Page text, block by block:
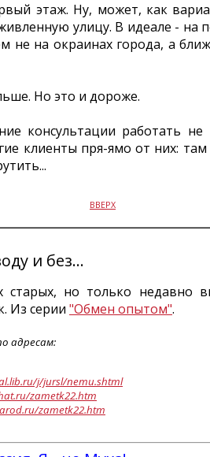
этаж. Ну, может, как
улицу. В идеале - на
не на окраинах города, а
Но это и дороже.
консультации работать
клиенты пря-ямо от них: там
ВВЕРХ
и без...
старых, но только недавно
Из серии "Обмен опытом".
адресам:
j/jursl/nemu.shtml
zametk22.htm
zametk22.htm